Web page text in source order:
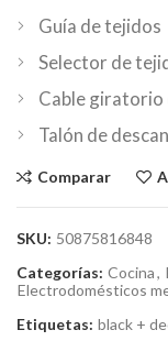
Guía de tejidos
Selector de
Cable giratorio
Talón de
Comparar
SKU: 50875816848
Categorías: Cocina,
Electrodomésticos
Etiquetas: black +